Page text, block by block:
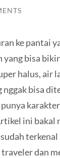
ke pantai
bisa
halus, air
bisa
ini bakal
dan